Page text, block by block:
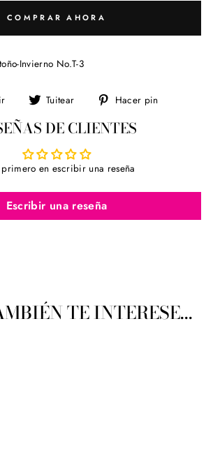
COMPRAR AHORA
Invierno No.T-3
Compartir
Facebook
Tuitear
Tuitear
Twitter
Hacer pin
DE CLIENTES
en escribir una reseña
Escribir una reseña
TE INTERESE...